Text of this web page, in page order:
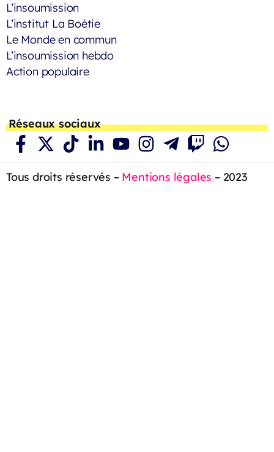
L’insoumission
L’institut La Boétie
Le Monde en commun
L’insoumission hebdo
Action populaire
Réseaux sociaux
Tous droits réservés – Mentions légales – 2023